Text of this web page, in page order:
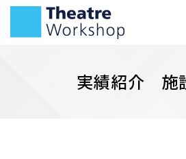
実績紹介 施